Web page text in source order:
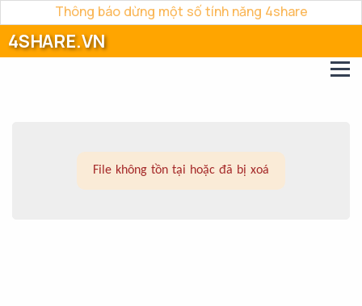
Thông báo dừng một số tính năng 4share
4SHARE.VN
File không tồn tại hoặc đã bị xoá